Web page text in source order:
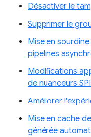
Désactiver le
Supprimer le
Mise en
pipelines
Modifications
de nuanceurs
Améliorer
Mise en cache
générée